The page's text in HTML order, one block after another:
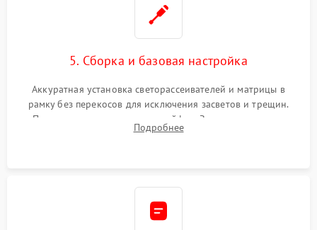
5. Сборка и базовая настройка
Аккуратная установка светорассеивателей и матрицы в
рамку без перекосов для исключения засветов и трещин.
Подключение внутренних шлейфов. Закрытие корпуса.
Сброс настроек и обновление программного обеспечения.
Подробнее